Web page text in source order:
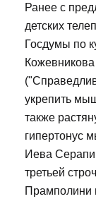
Ранее с
детских
Госдумы по
укрепить
также
гипертонус
Иева
третьей
Прамполини